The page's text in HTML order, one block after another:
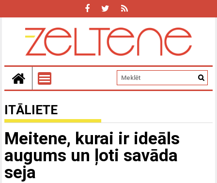
ITĀLIETE
Meitene, kurai ir ideāls
augums un ļoti savāda
seja